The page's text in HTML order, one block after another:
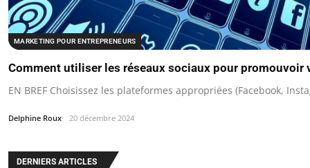
MARKETING POUR ENTREPRENEURS
Comment utiliser les réseaux sociaux pour promouvoir
EN BREF Choisissez les plateformes appropriées (Facebook,
Delphine Roux 20 décembre 2024
DERNIERS ARTICLES